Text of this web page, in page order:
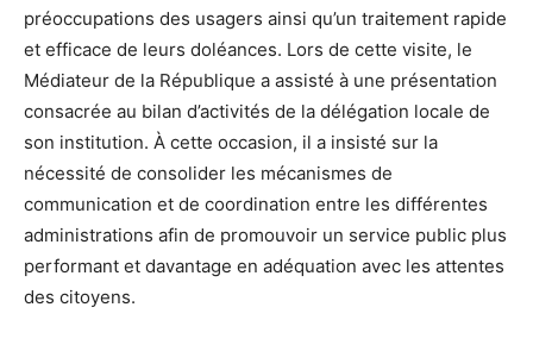
préoccupations des usagers ainsi qu’un traitement rapide
et efficace de leurs doléances. Lors de cette visite, le
Médiateur de la République a assisté à une présentation
consacrée au bilan d’activités de la délégation locale de
son institution. À cette occasion, il a insisté sur la
nécessité de consolider les mécanismes de
communication et de coordination entre les différentes
administrations afin de promouvoir un service public plus
performant et davantage en adéquation avec les attentes
des citoyens.